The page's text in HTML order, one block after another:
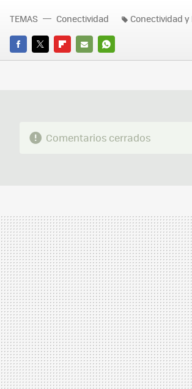
FACEBOOK
TWITTERFLIPBOARD
E-
WHATSAPP
TEMAS Conectividad Conectividad y
Comentarios cerrados